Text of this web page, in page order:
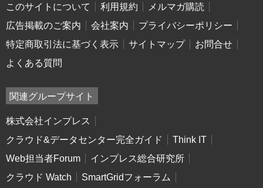
このサイトについて 利用規約
メルマガ購読
広告掲載のご案内
会社案内
プライバシーポリシー
特定商取引法に基づく表示
サイトマップ
お問合せ
よくある質問
関連グループサイト
株式会社インプレス
クラウド&データセンター完全ガイド
Think IT
Web担当者Forum
インプレス総合研究所
クラウド Watch
SmartGridフォーラム